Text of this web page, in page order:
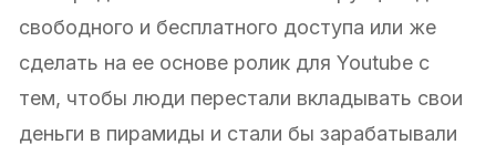
свободного и бесплатного доступа или же
сделать на ее основе ролик для Youtube с
тем, чтобы люди перестали вкладывать свои
деньги в пирамиды и стали бы зарабатывали